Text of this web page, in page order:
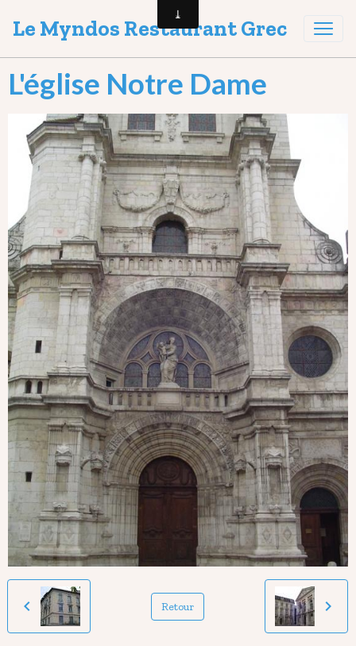
Le Myndos Restaurant Grec
L'église Notre Dame
Retour